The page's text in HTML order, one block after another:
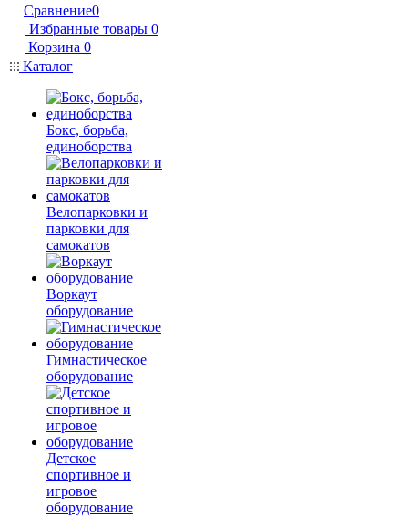
Сравнение0
Избранные товары 0
Корзина 0
Каталог
Бокс, борьба,
единоборства
Велопарковки и
парковки для
самокатов
Воркаут
оборудование
Гимнастическое
оборудование
Детское
спортивное и
игровое
оборудование